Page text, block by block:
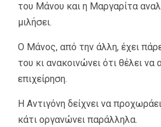
του Μάνου και η Μαργαρίτα
μιλήσει.
Ο Μάνος, από την άλλη, έχει
του κι ανακοινώνει ότι θέλει
επιχείρηση.
Η Αντιγόνη δείχνει να
κάτι οργανώνει παράλληλα.